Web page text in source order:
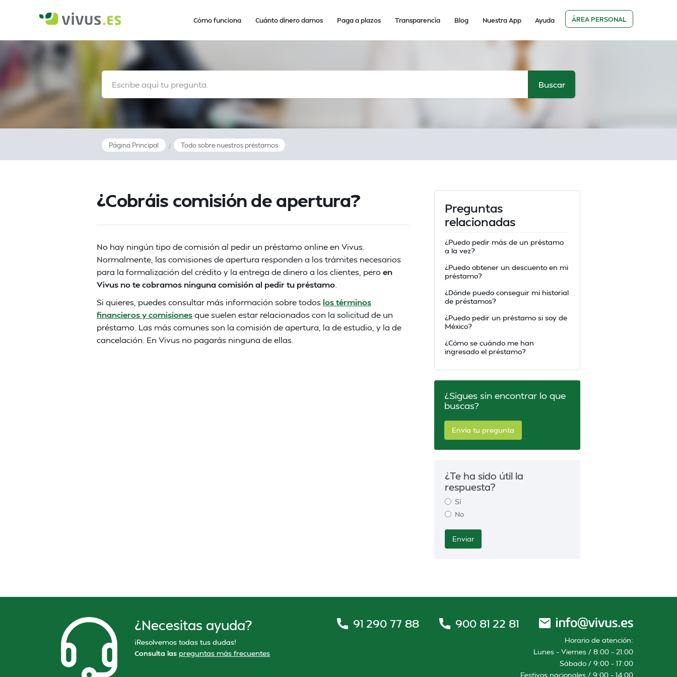
Cómo funciona Cuánto dinero damos Paga a plazos Transparencia Blog Nuestra App Ayuda ÁREA PERSONAL
Página Principal / Todo sobre nuestros préstamos
¿Cobráis comisión de apertura?
No hay ningún tipo de comisión al pedir un préstamo online en Vivus.
Normalmente, las comisiones de apertura responden a los trámites necesarios
para la formalización del crédito y la entrega de dinero a los clientes, pero en
Vivus no te cobramos ninguna comisión al pedir tu préstamo
Si quieres, puedes consultar más información sobre todos los términos
financieros y comisionesque suelen estar relacionados con la solicitud de un
préstamo. Las más comunes son la comisión de apertura, la de estudio, y la de
cancelación. En Vivus no pagarás ninguna de ellas.
Preguntas
relacionadas
¿Puedo pedir más de un préstamo
a la vez?
¿Puedo obtener un descuento en mi
préstamo?
¿Dónde puedo conseguir mi historial
de préstamos?
¿Puedo pedir un préstamo si soy de
México?
¿Cómo se cuándo me han
ingresado el préstamo?
¿Sigues sin encontrar lo que
buscas?
Envía tu pregunta
¿Te ha sido útil la
respuesta?
Sí
No
¿Necesitas ayuda?
¡Resolvemos todas tus dudas!
Consulta las preguntas más frecuentes
91 290 77 88 900 81 22 81
Horario de atención:
Lunes – Viernes / 8:00 – 21:00
Sábado / 9:00 – 17:00
Festivos nacionales / 9:00 – 14:00